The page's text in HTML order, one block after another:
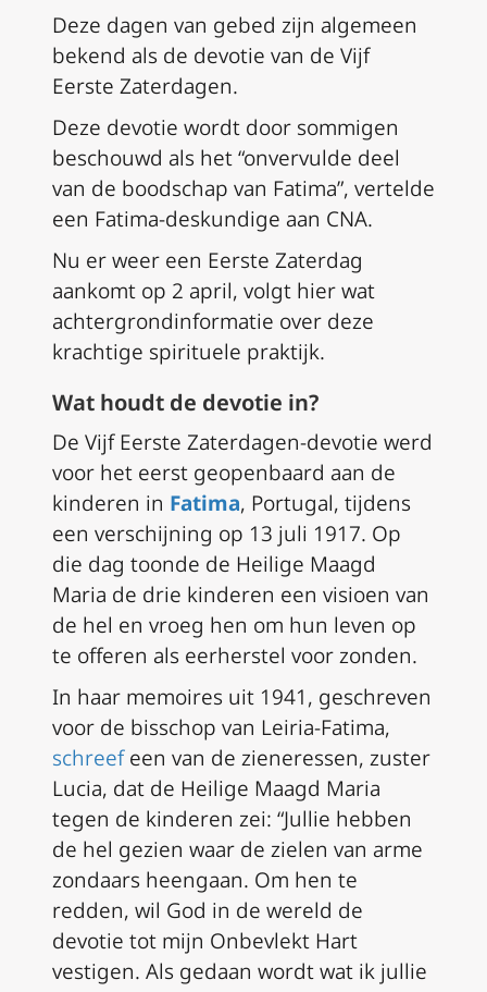
Deze dagen van gebed zijn algemeen
bekend als de devotie van de Vijf
Eerste Zaterdagen.
Deze devotie wordt door sommigen
beschouwd als het “onvervulde deel
van de boodschap van Fatima”, vertelde
een Fatima-deskundige aan CNA.
Nu er weer een Eerste Zaterdag
aankomt op 2 april, volgt hier wat
achtergrondinformatie over deze
krachtige spirituele praktijk.
Wat houdt de devotie in?
De Vijf Eerste Zaterdagen-devotie werd
voor het eerst geopenbaard aan de
kinderen in Fatima, Portugal, tijdens
een verschijning op 13 juli 1917. Op
die dag toonde de Heilige Maagd
Maria de drie kinderen een visioen van
de hel en vroeg hen om hun leven op
te offeren als eerherstel voor zonden.
In haar memoires uit 1941, geschreven
voor de bisschop van Leiria-Fatima,
schreefeen van de zieneressen, zuster
Lucia, dat de Heilige Maagd Maria
tegen de kinderen zei: “Jullie hebben
de hel gezien waar de zielen van arme
zondaars heengaan. Om hen te
redden, wil God in de wereld de
devotie tot mijn Onbevlekt Hart
vestigen. Als gedaan wordt wat ik jullie